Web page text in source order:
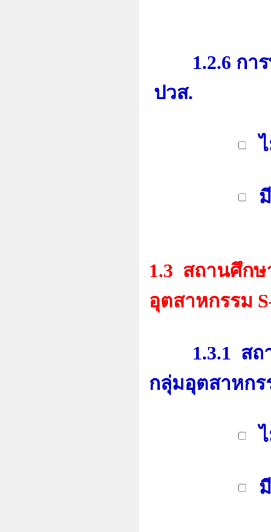
1.2.6 การพั
ปวส.
1.3 สถานศึก
อุตสาหกรรม
1.3.1 สถ
กลุ่มอุตสาหกร